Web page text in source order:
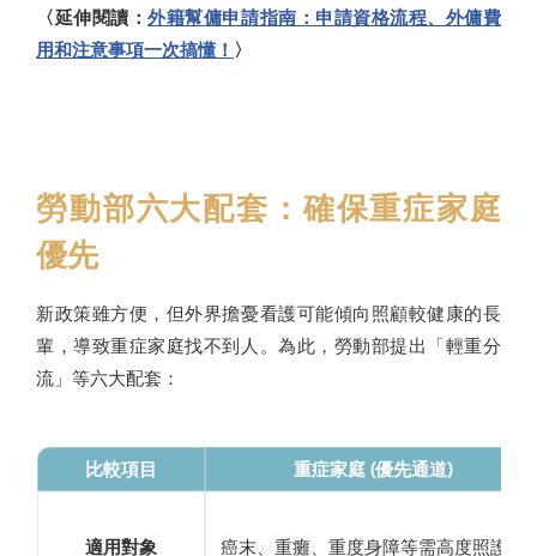
〈延伸閱讀：外籍幫傭申請指南：申請資格流程、外傭費
用和注意事項一次搞懂！ 〉
勞動部六大配套：確保重症家庭
優先
新政策雖方便，但外界擔憂看護可能傾向照顧較健康的長
輩，導致重症家庭找不到人。為此，勞動部提出「輕重分
流」等六大配套：
比較項目 重症家庭 (優先通道)
適用對象 癌末、重癱、重度身障等需高度照護者